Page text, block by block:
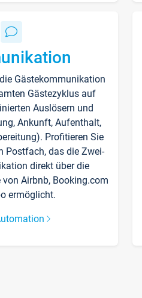
Gästekommunikation
Gästezyklus auf
Auslösern und
Ankunft, Aufenthalt,
Profitieren Sie
Postfach, das die Zwei-
direkt über die
Airbnb, Booking.com
ermöglicht.